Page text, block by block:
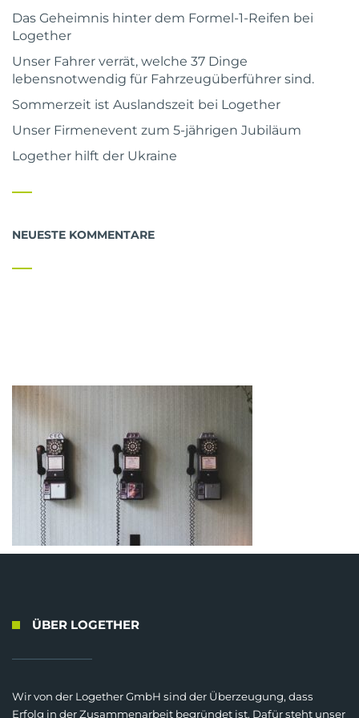
Das Geheimnis hinter dem Formel-1-Reifen bei
Logether
Unser Fahrer verrät, welche 37 Dinge
lebensnotwendig für Fahrzeugüberführer sind.
Sommerzeit ist Auslandszeit bei Logether
Unser Firmenevent zum 5-jährigen Jubiläum
Logether hilft der Ukraine
NEUESTE KOMMENTARE
ÜBER LOGETHER
Wir von der Logether GmbH sind der Überzeugung, dass
Erfolg in der Zusammenarbeit begründet ist. Dafür steht unser